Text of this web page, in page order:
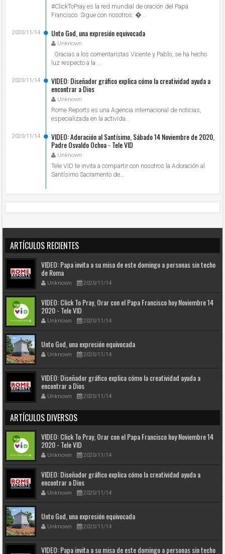
#ClickToPray es la red mundial de oración del Papa
Francisco. Sigue con nosotros: ...
Unto God, una expresión equivocada
Unknown
2020/11/14
Gracias a los comentaristas Vicente y Pablo, se ha hecho
luz respecto a la ...
VIDEO: Diseñador gráfico explica cómo la creatividad ayuda a
encontrar a Dios
Unknown
2020/11/14
Rome Reports es una Agencia internacional de noticias,
especializada en la activida...
VIDEO: Adoración al Santísimo, Sábado 14 Noviembre de 2020,
Padre Osvaldo Ochoa - Tele VID
Unknown
2020/11/14
Tele VID te invita a compartir con nosotros la Adoración al
Santísimo Sacramento de...
ARTÍCULOS RECIENTES
VIDEO: Papa invita a su misa de este domingo a personas sin techo
de Roma
Unknown 2020/11/14
VIDEO: Click To Pray, Orar con el Papa Francisco hoy Noviembre 14
2020 - Tele VID
Unknown 2020/11/14
Unto God, una expresión equivocada
Unknown 2020/11/14
VIDEO: Diseñador gráfico explica cómo la creatividad ayuda a
encontrar a Dios
Unknown 2020/11/14
ARTÍCULOS DIVERSOS
VIDEO: Click To Pray, Orar con el Papa Francisco hoy Noviembre 14
2020 - Tele VID
Unknown 2020/11/14
VIDEO: Diseñador gráfico explica cómo la creatividad ayuda a
encontrar a Dios
Unknown 2020/11/14
Unto God, una expresión equivocada
Unknown 2020/11/14
VIDEO: Papa invita a su misa de este domingo a personas sin techo